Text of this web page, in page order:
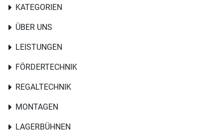
KATEGORIEN
ÜBER UNS
LEISTUNGEN
FÖRDERTECHNIK
REGALTECHNIK
MONTAGEN
LAGERBÜHNEN